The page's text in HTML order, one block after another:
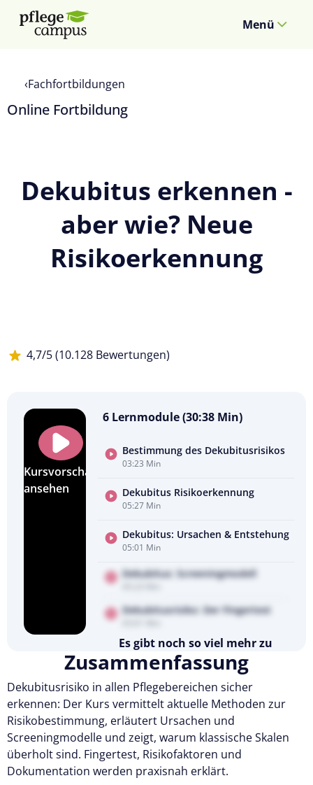
Menü
Fachfortbildungen
Online Fortbildung
Dekubitus erkennen -
aber wie? Neue
Risikoerkennung
4,7/5 (10.128 Bewertungen)
Kursvorschau
ansehen
6 Lernmodule (30:38 Min)
Bestimmung des Dekubitusrisikos
03:23 Min
Dekubitus Risikoerkennung
05:27 Min
Dekubitus: Ursachen & Entstehung
05:01 Min
Dekubitus: Screeningmodell
Dekubitusrisiko: Der Fingertest
Es gibt noch so viel mehr zu
entdecken
Testen Sie Pflegecampus 14 Tage
kostenlos.
Kostenlos testen
Zusammenfassung
Dekubitusrisiko in allen Pflegebereichen sicher
erkennen: Der Kurs vermittelt aktuelle Methoden zur
Risikobestimmung, erläutert Ursachen und
Screeningmodelle und zeigt, warum klassische Skalen
überholt sind. Fingertest, Risikofaktoren und
Dokumentation werden praxisnah erklärt.